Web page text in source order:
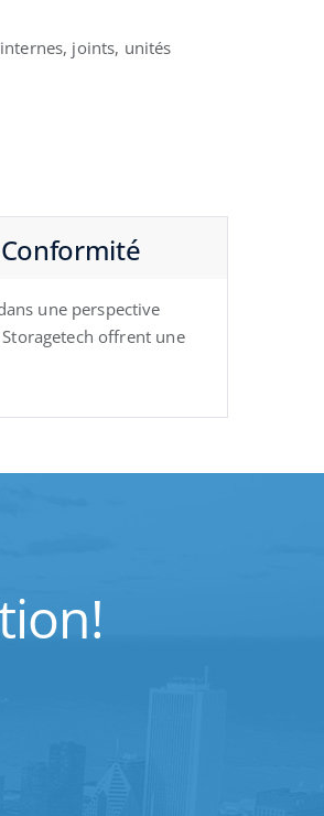
joints, unités
Conformité
une perspective
offrent une